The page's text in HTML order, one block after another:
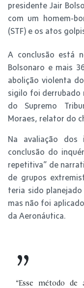
presidente Jair
com um homem-
(STF) e os atos
A conclusão está
Bolsonaro e mais
abolição violenta
sigilo foi derrubado
do Supremo
Moraes, relator do
Na avaliação dos
conclusão do
repetitiva” de
de grupos
teria sido
mas não foi
da Aeronáutica.
“Esse método de